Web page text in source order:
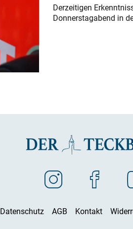
Derzeitigen
Donnerstagabend in
Datenschutz AGB Kontakt